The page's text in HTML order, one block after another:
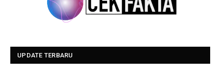
UPDATE TERBARU